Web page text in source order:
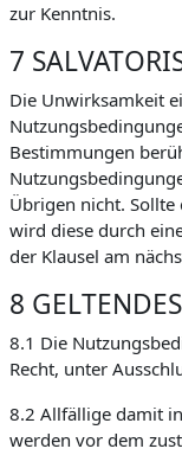
zur Kenntnis.
7
Die Unwirksamkeit
Bestimmungen
Übrigen nicht. Sollte
wird diese durch
der Klausel am
8
8.1 Die
Recht, unter
8.2 Allfällige damit
werden vor dem